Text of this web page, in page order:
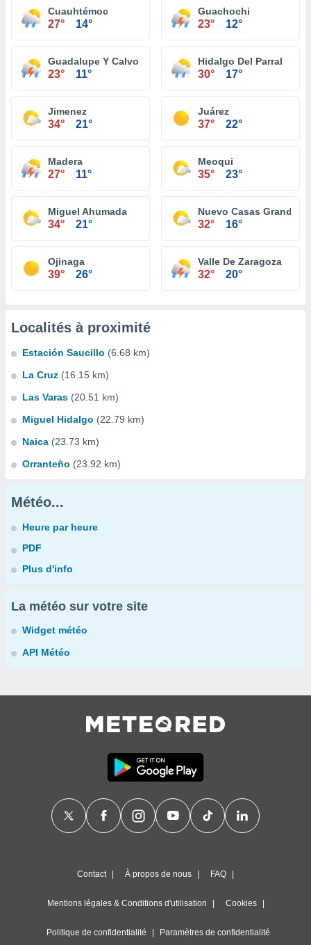
Cuauhtémoc
27° 14°
Guachochi
23° 12°
Guadalupe Y Calvo
23° 11°
Hidalgo Del Parral
30° 17°
Jimenez
34° 21°
Juárez
37° 22°
Madera
27° 11°
Meoqui
35° 23°
Miguel Ahumada
34° 21°
Nuevo Casas Grandes
32° 16°
Ojinaga
39° 26°
Valle De Zaragoza
32° 20°
Localités à proximité
Estación Saucillo (6.68 km)
La Cruz (16.15 km)
Las Varas (20.51 km)
Miguel Hidalgo (22.79 km)
Naica (23.73 km)
Orranteño (23.92 km)
Météo...
Heure par heure
PDF
Plus d'info
La météo sur votre site
Widget météo
API Météo
Contact À propos de nous FAQ
Mentions légales & Conditions d'utilisation Cookies
Politique de confidentialité Paramètres de confidentialité